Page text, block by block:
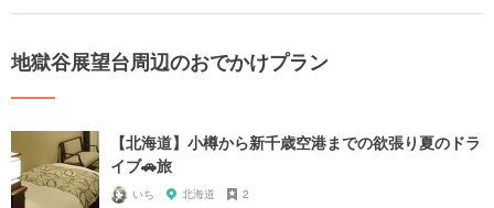
地獄谷展望台周辺のおでかけプラン
【北海道】小樽から新千歳空港までの欲張り夏のドラ
イブ🚗旅
いち 北海道 2